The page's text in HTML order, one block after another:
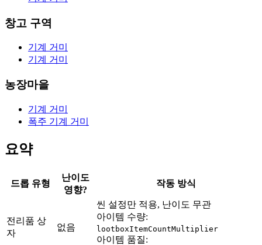
창고 구역
기계 거미
기계 거미
농장마을
기계 거미
폭주 기계 거미
요약
드롭 유형
난이도
영향?
작동 방식
전리품 상
자
없음
씬 설정만 적용, 난이도 무관
아이템 수량:
lootboxItemCountMultiplier
아이템 품질: